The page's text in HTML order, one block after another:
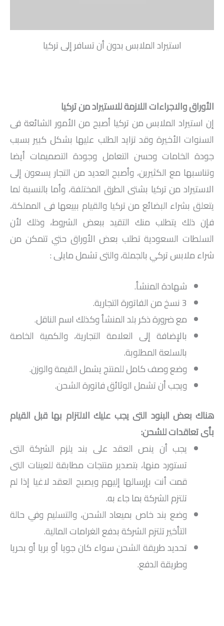
استيراد الملابس بدون أن تسافر إلى تركيا
الأوراق والاجراءات اللازمة للاستيراد من تركيا
إن استيراد الملابس من تركيا أصبح من الأمور الشائعة فى
السنوات الأخيرة وقد تزايد الطلب عليها بشكل كبير بسبب
جودة الخامات وحسن التعامل وجودة التصميمات أيضا
وتناسبها مع الكثيرين، وأصبح العديد من التجار يسعون إلى
الاستيراد من تركيا بشتى الطرق المختلفة، وأما بالنسبة لما
يتعلق بشراء البضائع من تركيا والقيام ببيعها فى المملكة،
فإن ذلك يتطلب منك التقيد ببعض الشروط، وذلك لأن
السلطات السعودية تطلب بعض الأوراق حتي تتمكن من
شراء ملابس تركي بالجملة، والتى تشمل مايلى :
شهادة المنشأ.
3 نسخ من الفاتورة التجارية.
مع ضرورة ذكر بلد المنشأ وكذلك اسم الناقل.
بالإضافة إلى العلامة التجارية، والكمية الخاصة
بالسلعة المطلوبة.
وضع وصف كامل للمنتج يشمل القيمة والوزن.
ويجب أن تشمل الوثائق فاتورة الشحن.
هناك بعض البنود التى يجب عليك الالتزام بها قبل القيام
بأى تعاقدات للشحن:
يجب أن ينص العقد على بند يلزم الشركة التى
تستورد منها، بتصدير منتجات مطابقة للعينات التى
قمت أنت بإرسالها إليهم ويصبح العقد لاغيا إذا لم
تلتزم الشركة بما جاء به.
وضع بند خاص بميعاد الشحن، والتسليم وفي حالة
التأخير تلتزم الشركة بدفع الغرامات المالية.
تحديد طريقة الشحن سواء كان جويا أو بريا أو بحريا
وطريقة الدفع.